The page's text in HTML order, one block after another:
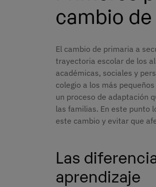
cambio
El cambio de primaria a
trayectoria escolar de los
académicas, sociales y
colegio a los más
un proceso de adaptación
las familias. En este punto
este cambio y evitar que
Las
aprendizaje